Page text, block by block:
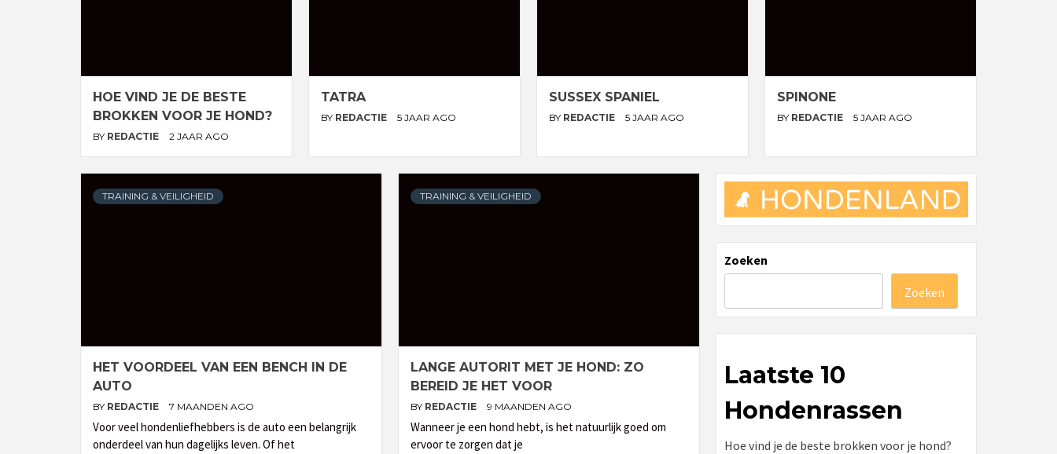
HOE VIND JE DE BESTE
BROKKEN VOOR JE HOND?
BY REDACTIE 2 JAAR AGO
TATRA
BY REDACTIE 5 JAAR AGO
SUSSEX SPANIEL
BY REDACTIE 5 JAAR AGO
SPINONE
BY REDACTIE 5 JAAR AGO
TRAINING & VEILIGHEID
HET VOORDEEL VAN EEN BENCH IN DE
AUTO
BY REDACTIE 7 MAANDEN AGO
Voor veel hondenliefhebbers is de auto een belangrijk
onderdeel van hun dagelijks leven. Of het
TRAINING & VEILIGHEID
LANGE AUTORIT MET JE HOND: ZO
BEREID JE HET VOOR
BY REDACTIE 9 MAANDEN AGO
Wanneer je een hond hebt, is het natuurlijk goed om
ervoor te zorgen dat je
Zoeken
Zoeken
Laatste 10
Hondenrassen
Hoe vind je de beste brokken voor je hond?